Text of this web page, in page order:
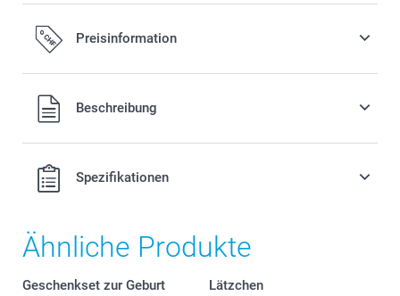
Fügen Sie Ihrer Bestellung eine Miffy
Spardose hinzu
19.95/Stück
Ideal für jedes Kinderzimmer als praktische Dekoration
Leicht zu reinigen, aus staubabweisendem, bruchfestem
Masse: 12 cm (Höhe) x 6 cm (Durchmesser)
Preisinformation
Alle Preise verstehen sich in Schweizer Franken (CHF) inkl.
MwSt. und zzgl. Versandkosten.
Beschreibung
Spezifikationen
Ähnliche Produkte
Geschenkset zur Geburt Lätzchen